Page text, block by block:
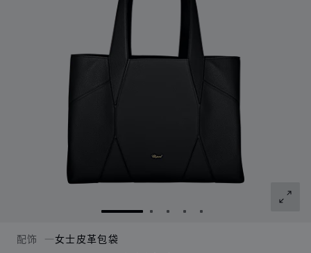
转到幻灯片 1转到幻灯片 2
转到幻灯片 3
转到幻灯片 4
转到幻灯片 5
配饰 女士皮革包袋